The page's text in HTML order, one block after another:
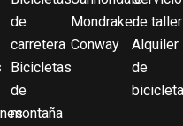
de
carretera
Bicicletas
de
montaña
Mondraker
Conway
de taller
Alquiler
de